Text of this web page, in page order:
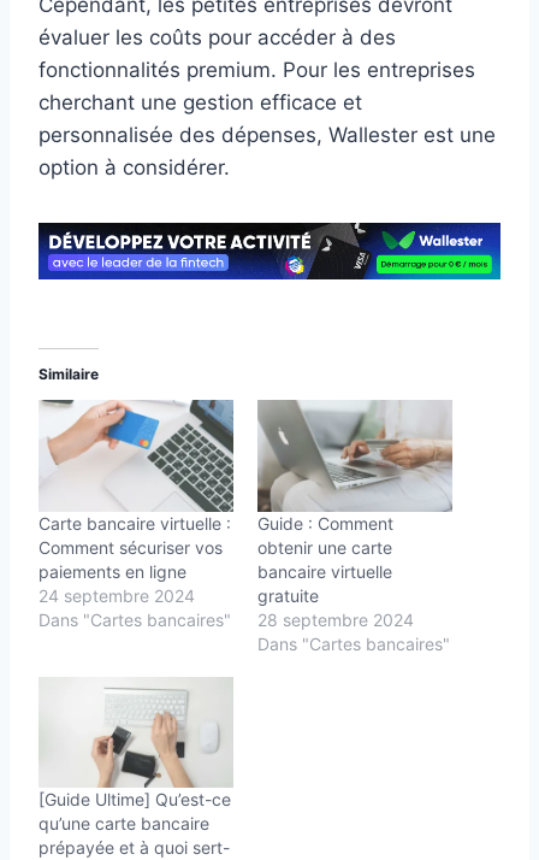
évaluer les coûts pour accéder à des
fonctionnalités premium. Pour les entreprises
cherchant une gestion efficace et
personnalisée des dépenses, Wallester est une
option à considérer.
Similaire
Carte bancaire virtuelle :
Comment sécuriser vos
paiements en ligne
24 septembre 2024
Dans "Cartes bancaires"
Guide : Comment
obtenir une carte
bancaire virtuelle
gratuite
28 septembre 2024
Dans "Cartes bancaires"
[Guide Ultime] Qu’est-ce
qu’une carte bancaire
prépayée et à quoi sert-